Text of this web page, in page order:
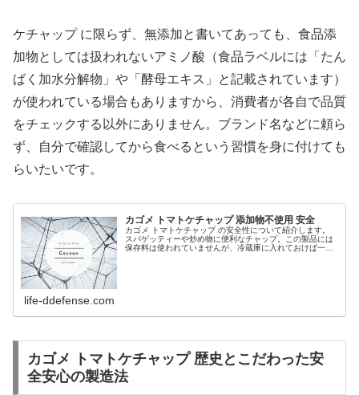
ケチャップ に限らず、無添加と書いてあっても、食品添
加物としては扱われないアミノ酸（食品ラベルには「たん
ばく加水分解物」や「酵母エキス」と記載されています）
が使われている場合もありますから、消費者が各自で品質
をチェックする以外にありません。ブランド名などに頼ら
ず、自分で確認してから食べるという習慣を身に付けても
らいたいです。
カゴメ トマトケチャップ 添加物不使用 安全
カゴメ トマトケチャップ の安全性について紹介します。
スパゲッティーや炒め物に便利なチャップ。この製品には
保存料は使われていませんが、冷蔵庫に入れておけば一定
life-ddefense.com
カゴメ トマトケチャップ 歴史とこだわった安
全安心の製造法